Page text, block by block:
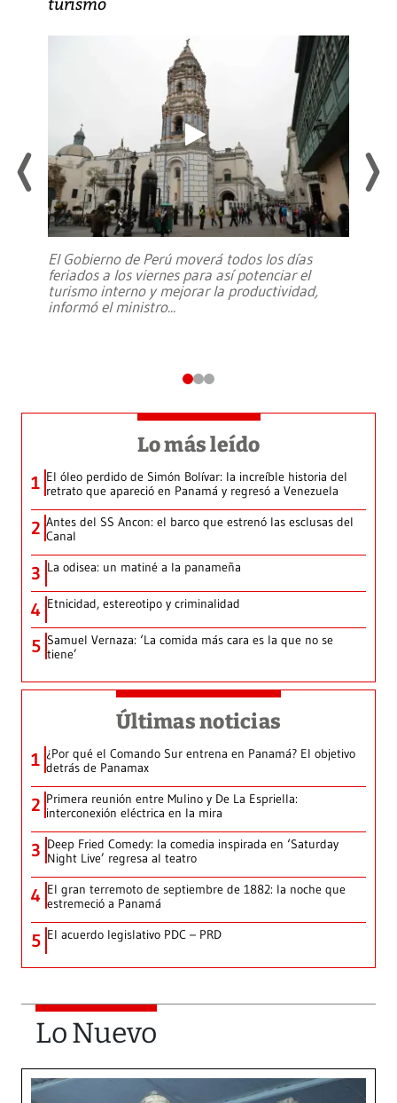
El Gobierno de Perú moverá todos los días
feriados a los viernes para así potenciar el
turismo interno y mejorar la productividad,
informó el ministro...
Lo más leído
1 El óleo perdido de Simón Bolívar: la increíble historia del
retrato que apareció en Panamá y regresó a Venezuela
2 Antes del SS Ancon: el barco que estrenó las esclusas del
Canal
3 La odisea: un matiné a la panameña
4 Etnicidad, estereotipo y criminalidad
5 Samuel Vernaza: ‘La comida más cara es la que no se
tiene’
Últimas noticias
1 ¿Por qué el Comando Sur entrena en Panamá? El objetivo
detrás de Panamax
2 Primera reunión entre Mulino y De La Espriella:
interconexión eléctrica en la mira
3 Deep Fried Comedy: la comedia inspirada en ‘Saturday
Night Live’ regresa al teatro
4 El gran terremoto de septiembre de 1882: la noche que
estremeció a Panamá
5 El acuerdo legislativo PDC – PRD
Lo Nuevo